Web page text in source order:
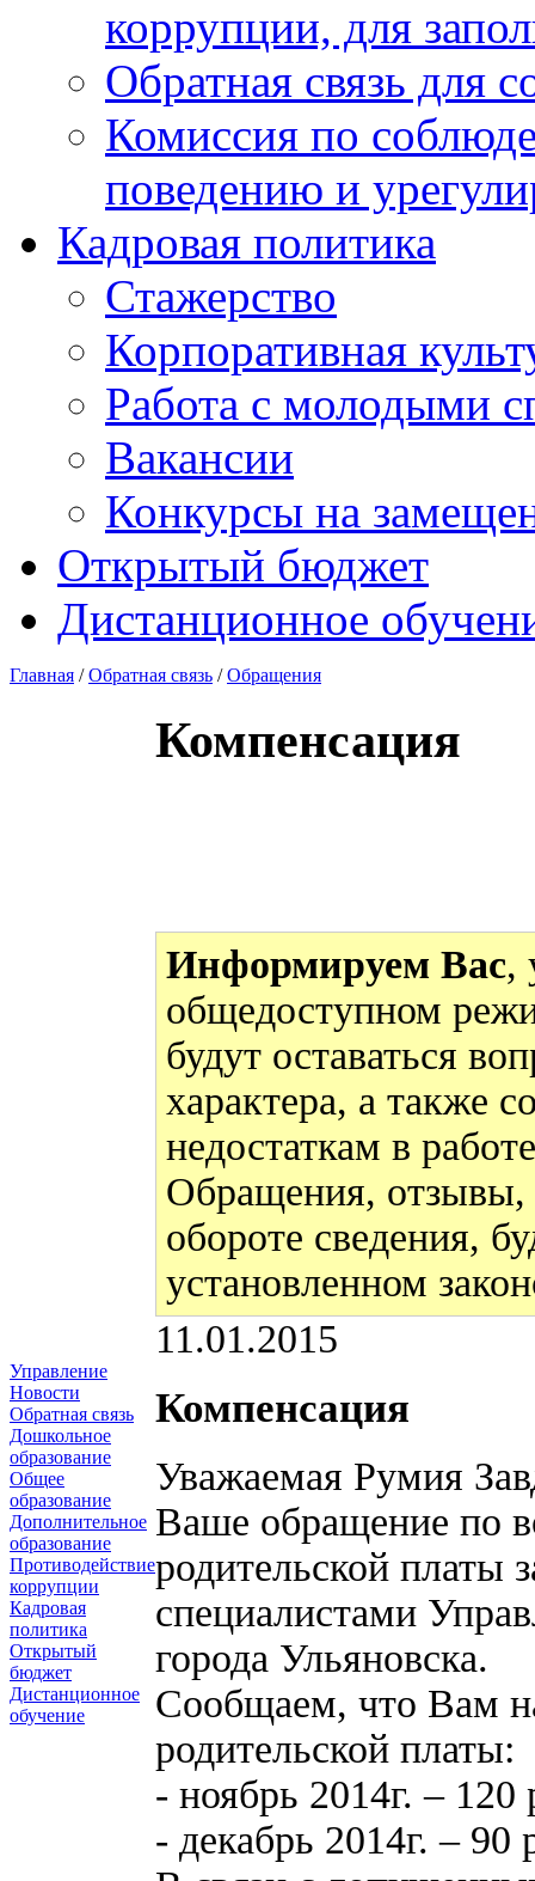
коррупции, для
Обратная связь для
Комиссия по
поведению и
Кадровая политика
Стажерство
Корпоративная
Работа с молодыми
Вакансии
Конкурсы на
Открытый бюджет
Дистанционное
Главная /Обратная связь /Обращения
Управление
Новости
Обратная связь
Дошкольное
образование
Общее
образование
Дополнительное
образование
Противодействие
коррупции
Кадровая
политика
Открытый
бюджет
Дистанционное
обучение
Компенсация
Информируем Вас,
общедоступном
будут оставаться
характера, а также
недостаткам в
Обращения, отзывы,
обороте сведения,
установленном
11.01.2015
Компенсация
Уважаемая Румия
Ваше обращение по
родительской платы
специалистами
города Ульяновска.
Сообщаем, что Вам
родительской платы:
- ноябрь 2014г. – 120
- декабрь 2014г. – 90